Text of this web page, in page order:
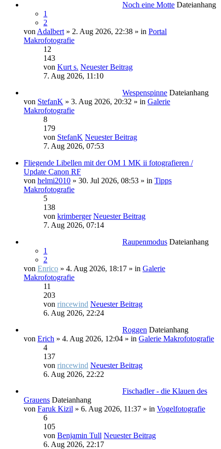
Noch eine Motte Dateianhang
1
2
von Adalbert » 2. Aug 2026, 22:38 » in Portal
Makrofotografie
12
143
von Kurt s. Neuester Beitrag
7. Aug 2026, 11:10
Wespenspinne Dateianhang
von StefanK » 3. Aug 2026, 20:32 » in Galerie
Makrofotografie
8
179
von StefanK Neuester Beitrag
7. Aug 2026, 07:53
Fliegende Libellen mit der OM 1 MK ii fotografieren /
Update Canon RF
von helmi2010 » 30. Jul 2026, 08:53 » in Tipps
Makrofotografie
5
138
von krimberger Neuester Beitrag
7. Aug 2026, 07:14
Raupenmodus Dateianhang
1
2
von Enrico » 4. Aug 2026, 18:17 » in Galerie
Makrofotografie
11
203
von rincewind Neuester Beitrag
6. Aug 2026, 22:24
Roggen Dateianhang
von Erich » 4. Aug 2026, 12:04 » in Galerie Makrofotografie
4
137
von rincewind Neuester Beitrag
6. Aug 2026, 22:22
Fischadler - die Klauen des
Grauens Dateianhang
von Faruk Kizil » 6. Aug 2026, 11:37 » in Vogelfotografie
6
105
von Benjamin Tull Neuester Beitrag
6. Aug 2026, 22:17